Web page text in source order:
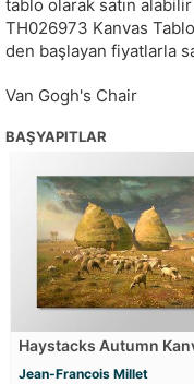
tablo olarak satın
TH026973 Kanvas
den başlayan fiyatlarla
Van Gogh's Chair
BAŞYAPITLAR
Haystacks Autumn
Jean-Francois Millet